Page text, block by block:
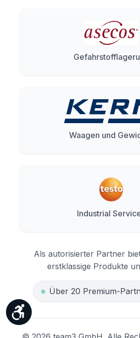
Waagen und
Industrial
Als autorisierter Partner
erstklassige Produkte
Über 20 Premium-
Werkzeugleiste anzeigen